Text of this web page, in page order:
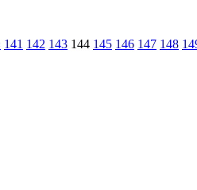
141 142 143 144 145 146 147 148